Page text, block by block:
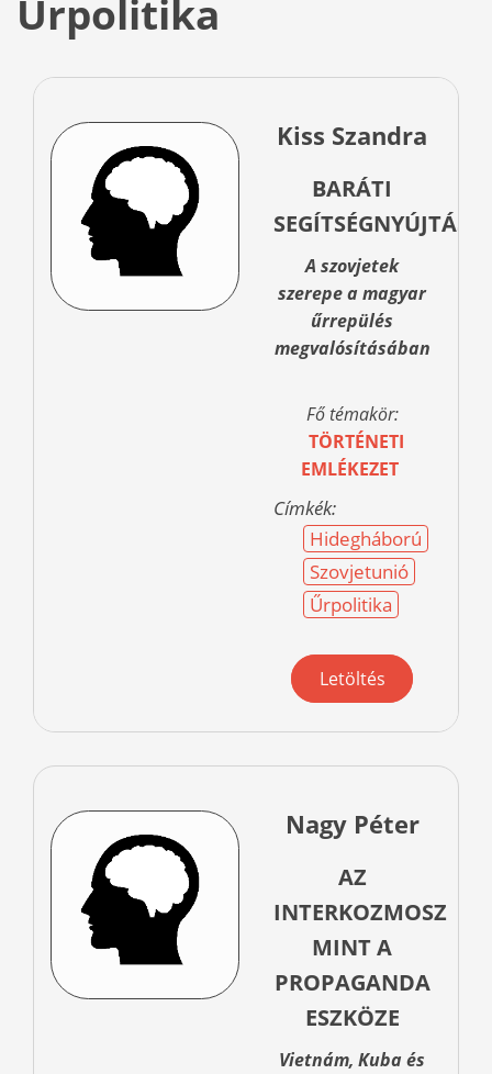
Űrpolitika
Kiss Szandra
BARÁTI
SEGÍTSÉGNYÚJTÁS?
A szovjetek
szerepe a magyar
űrrepülés
megvalósításában
Fő témakör:
TÖRTÉNETI
EMLÉKEZET
Címkék:
Hidegháború
Szovjetunió
Űrpolitika
Letöltés
Nagy Péter
AZ
INTERKOZMOSZ
MINT A
PROPAGANDA
ESZKÖZE
Vietnám, Kuba és